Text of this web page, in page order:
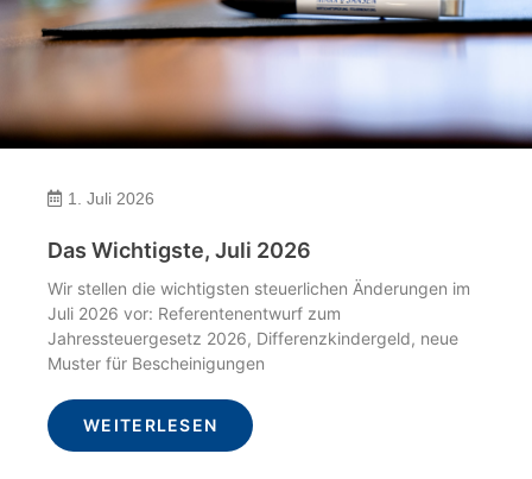
1. Juli 2026
Das Wichtigste, Juli 2026
Wir stellen die wichtigsten steuerlichen Änderungen im
Juli 2026 vor: Referentenentwurf zum
Jahressteuergesetz 2026, Differenzkindergeld, neue
Muster für Bescheinigungen
WEITERLESEN